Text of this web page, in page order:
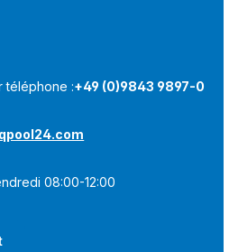
téléphone :+49 (0)9843 9897-0
08:00-12:00